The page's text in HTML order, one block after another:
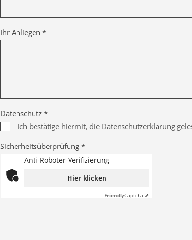
Ihr Anliegen *
Datenschutz *
Ich bestätige hiermit, die Datenschutzerklärung
Sicherheitsüberprüfung *
Anti-Roboter-Verifizierung
Hier klicken
FriendlyCaptcha ⇗